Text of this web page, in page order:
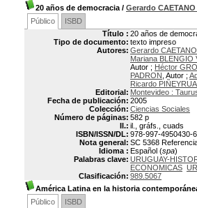
20 años de democracia / Gerardo
Público
ISBD
Título : 20 años de
Tipo de documento: texto impreso
Autores: Gerardo
Mariana BLENGIO
Autor ; Héctor
PADRON , Autor ;
Ricardo PIÑEYRUA
Editorial: Montevideo :
Fecha de publicación: 2005
Colección: Ciencias Sociales
Número de páginas: 582 p
Il.: il., gráfs., cuads
ISBN/ISSN/DL: 978-997-4950430-6
Nota general: SC 5368
Idioma : Español (spa)
Palabras clave: URUGUAY-
ECONOMICAS
Clasificación: 989.5067
América Latina en la historia
Público
ISBD